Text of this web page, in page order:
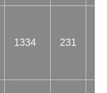
1334 231